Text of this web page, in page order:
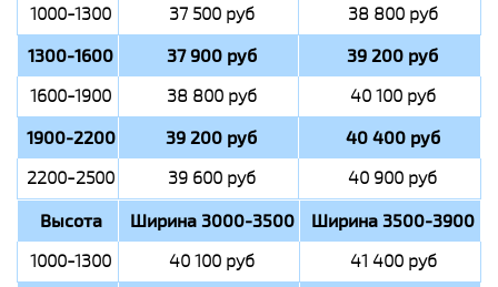
1000-1300 37 500 руб 38 800 руб
1300-1600 37 900 руб 39 200 руб
1600-1900 38 800 руб 40 100 руб
1900-2200 39 200 руб 40 400 руб
2200-2500 39 600 руб 40 900 руб
Высота Ширина 3000-3500 Ширина 3500-3900
1000-1300 40 100 руб 41 400 руб